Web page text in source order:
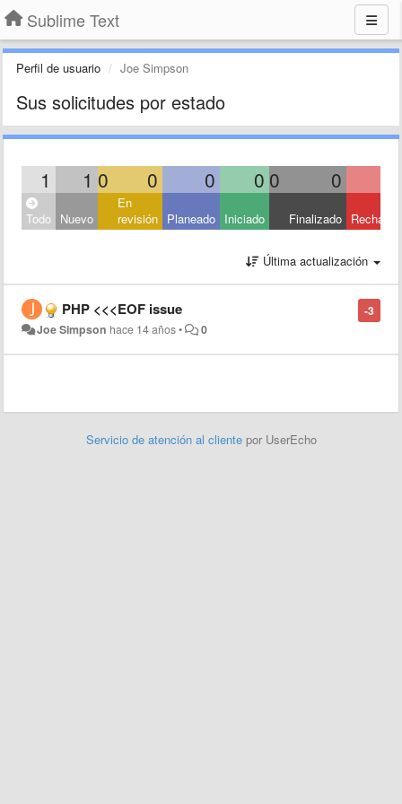
Sublime Text
Perfil de usuario Joe Simpson
Sus solicitudes por estado
1 1 0 0 0 0 0 0
Todo Nuevo
En
revisión Planeado Iniciado Finalizado
Última actualización
-3
PHP <<<EOF issue
Joe Simpson hace 14 años• 0
Servicio de atención al cliente por UserEcho